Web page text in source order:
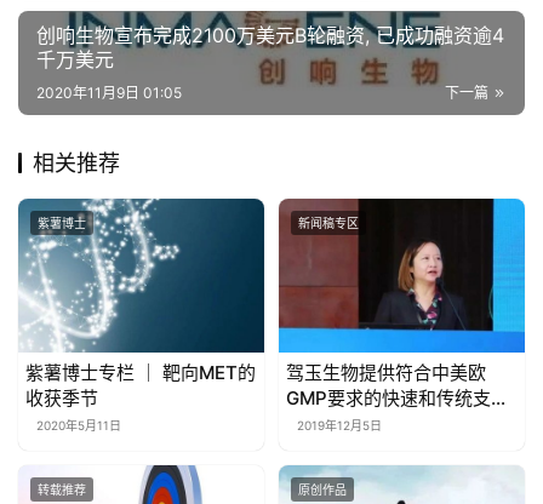
创响生物宣布完成2100万美元B轮融资, 已成功融资逾4
千万美元
下一篇
2020年11月9日 01:05
相关推荐
紫薯博士
紫薯博士专栏 ｜ 靶向MET的
收获季节
2020年5月11日
新闻稿专区
驾玉生物提供符合中美欧
GMP要求的快速和传统支原
体检测方案
2019年12月5日
转载推荐 原创作品